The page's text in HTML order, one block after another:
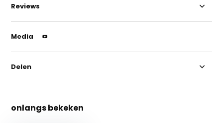
Reviews
Media
Delen
onlangs bekeken